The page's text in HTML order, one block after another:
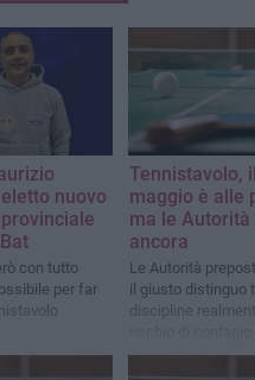
nuovo
con tutto
per far
Tennistavolo,
maggio è alle
ma le
ancora
Le Autorità
il giusto distinguo
discipline
decisamente più